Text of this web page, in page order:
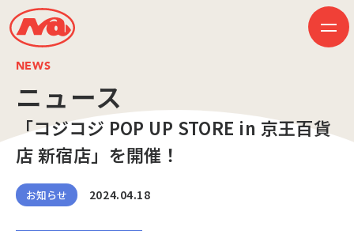
HOME
ニュース
ビジネス
作品紹介
会社案内
創業50周年記念ページ
音楽配信
採用情報
NEWS
ニュース
「コジコジ POP UP STORE in 京王百貨
店 新宿店」を開催！
お知らせ 2024.04.18